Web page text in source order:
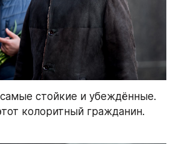
стойкие и убеждённые.
колоритный гражданин.